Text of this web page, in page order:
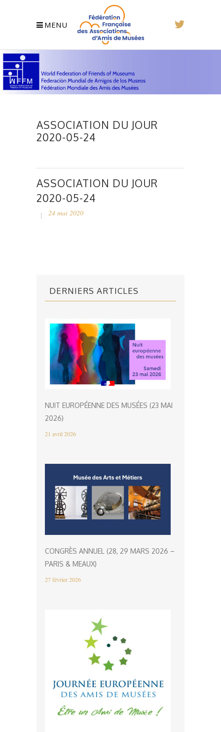
MENU
ASSOCIATION DU JOUR
2020-05-24
ASSOCIATION DU JOUR
2020-05-24
24 mai 2020
DERNIERS ARTICLES
NUIT EUROPÉENNE DES MUSÉES (23 MAI
2026)
21 avril 2026
CONGRÈS ANNUEL (28, 29 MARS 2026 –
PARIS & MEAUX)
27 février 2026